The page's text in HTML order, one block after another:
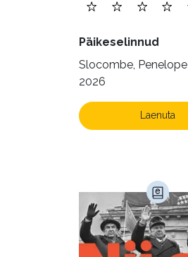
Päikeselinnud
Slocombe, Penelope
2026
Laenuta